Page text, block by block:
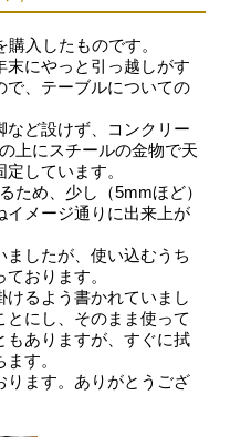
入したものです。
末にやっと引っ越しがす
で、テーブルについての
など設けず、コンクリー
上にスチールの金物で天
しています。
ため、少し（5mmほど）
イメージ通りに出来上が
したが、使い込むうち
おります。
けるよう書かれていまし
にし、そのまま使って
もありますが、すぐに拭
す。
ります。ありがとうござ